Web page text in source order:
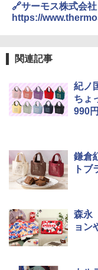
🔗サーモス株式会社
https://
関連記事
紀ノ
ちょ
990
鎌倉
ト
森永
ョン